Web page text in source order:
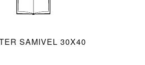
SAMIVEL 30X40